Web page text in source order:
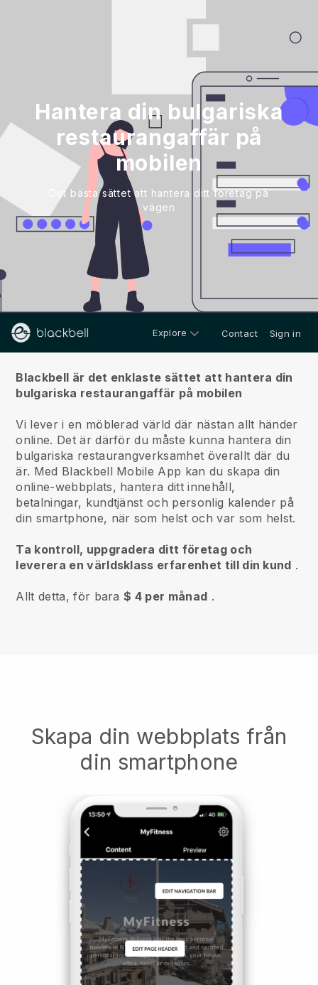
Hantera din bulgariska
restaurangaffär på
mobilen
Det bästa sättet att hantera ditt företag på
vägen
Explore Contact Sign in
Blackbell är det enklaste sättet att hantera din
bulgariska restaurangaffär på mobilen
Vi lever i en möblerad värld där nästan allt händer
online. Det är därför du måste kunna hantera din
bulgariska restaurangverksamhet överallt där du
är. Med Blackbell Mobile App kan du skapa din
online-webbplats, hantera ditt innehåll,
betalningar, kundtjänst och personlig kalender på
din smartphone, när som helst och var som helst.
Ta kontroll, uppgradera ditt företag och
leverera en världsklass erfarenhet till din kund .
Allt detta, för bara$ 4 per månad .
Skapa din webbplats från
din smartphone